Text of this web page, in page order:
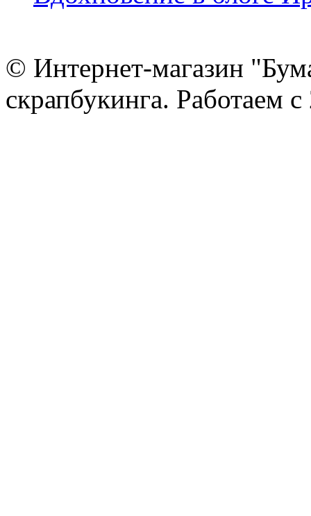
© Интернет-магазин
скрапбукинга. Работаем с